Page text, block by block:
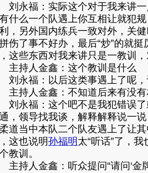
永福：实际这个对于我来讲一
什么一个队遇上你互相让就犯
，另外国内练兵一致对外，关
伤了事不好办，最后“炒”的就
这些东西对我来讲只是一教训
持人金鑫：这个教训是什么
永福：以后这类事遇上了呢，
持人金鑫：不知道后来有没有
永福：这个吧不是我犯错误了
，领导找我谈，解释解释说一
道当中本队二个队友遇上了让
这也说明孙福明太“听话”了，
教训。
持人金鑫：听众提问“请问‘金